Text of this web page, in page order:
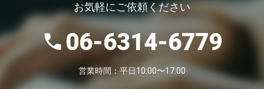
お気軽にご依頼ください
06-6314-6779
営業時間：平日10:00〜17:00